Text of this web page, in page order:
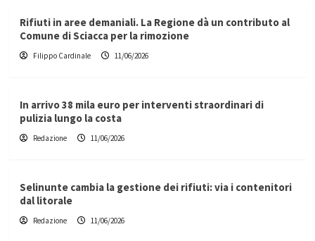
Rifiuti in aree demaniali. La Regione dà un contributo al
Comune di Sciacca per la rimozione
Filippo Cardinale 11/06/2026
In arrivo 38 mila euro per interventi straordinari di
pulizia lungo la costa
Redazione 11/06/2026
Selinunte cambia la gestione dei rifiuti: via i contenitori
dal litorale
Redazione 11/06/2026